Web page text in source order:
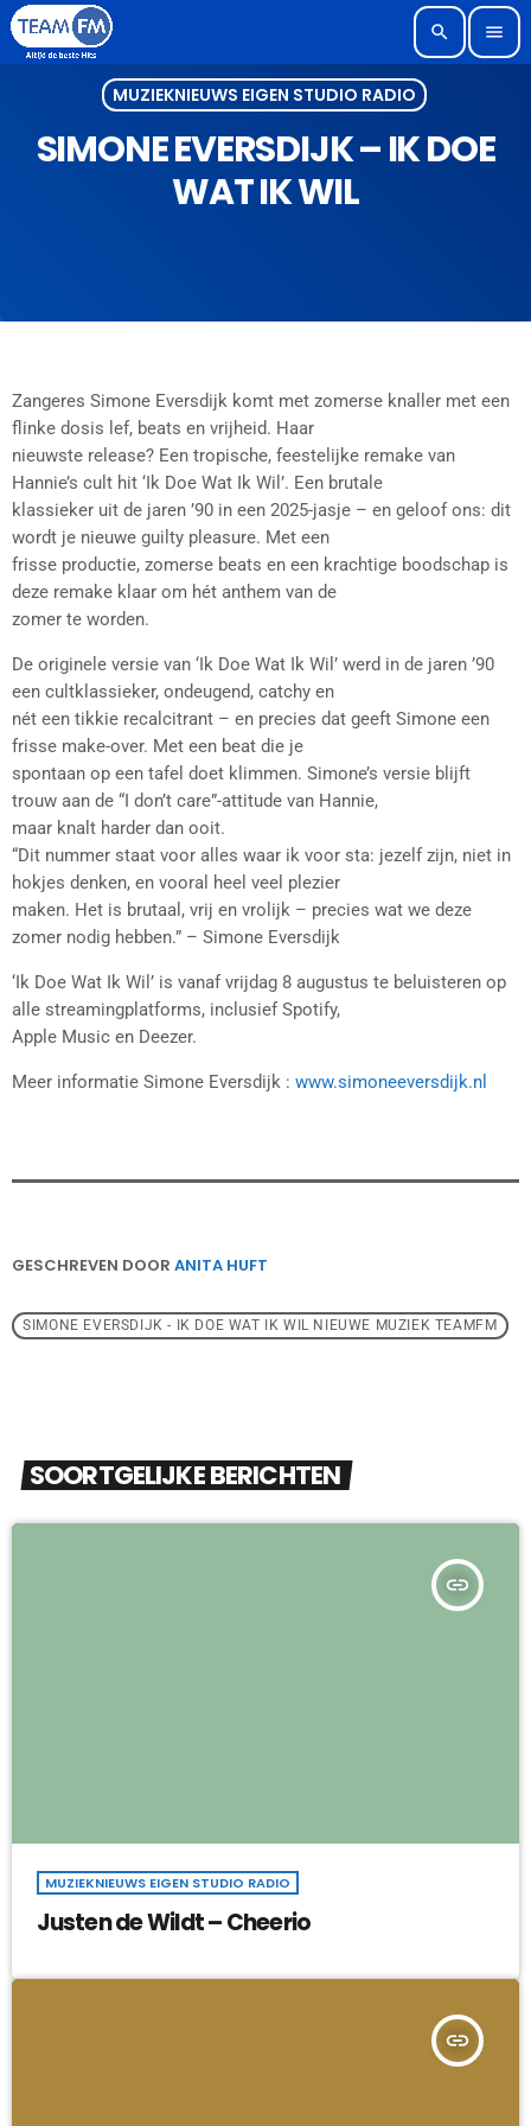
search menu
MUZIEKNIEUWS EIGEN STUDIO RADIO
SIMONE EVERSDIJK – IK DOE
WAT IK WIL
Zangeres Simone Eversdijk komt met zomerse knaller met een
flinke dosis lef, beats en vrijheid. Haar
nieuwste release? Een tropische, feestelijke remake van
Hannie’s cult hit ‘Ik Doe Wat Ik Wil’. Een brutale
klassieker uit de jaren ’90 in een 2025-jasje – en geloof ons: dit
wordt je nieuwe guilty pleasure. Met een
frisse productie, zomerse beats en een krachtige boodschap is
deze remake klaar om hét anthem van de
zomer te worden.
De originele versie van ‘Ik Doe Wat Ik Wil’ werd in de jaren ’90
een cultklassieker, ondeugend, catchy en
nét een tikkie recalcitrant – en precies dat geeft Simone een
frisse make-over. Met een beat die je
spontaan op een tafel doet klimmen. Simone’s versie blijft
trouw aan de “I don’t care”-attitude van Hannie,
maar knalt harder dan ooit.
“Dit nummer staat voor alles waar ik voor sta: jezelf zijn, niet in
hokjes denken, en vooral heel veel plezier
maken. Het is brutaal, vrij en vrolijk – precies wat we deze
zomer nodig hebben.” – Simone Eversdijk
‘Ik Doe Wat Ik Wil’ is vanaf vrijdag 8 augustus te beluisteren op
alle streamingplatforms, inclusief Spotify,
Apple Music en Deezer.
Meer informatie Simone Eversdijk : www.simoneeversdijk.nl
GESCHREVEN DOOR ANITA HUFT
SIMONE EVERSDIJK - IK DOE WAT IK WIL NIEUWE MUZIEK TEAMFM
SOORTGELIJKE BERICHTEN
insert_link
MUZIEKNIEUWS EIGEN STUDIO RADIO
Justen de Wildt – Cheerio
insert_link